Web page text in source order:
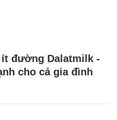
đường Dalatmilk -
cho cả gia đình